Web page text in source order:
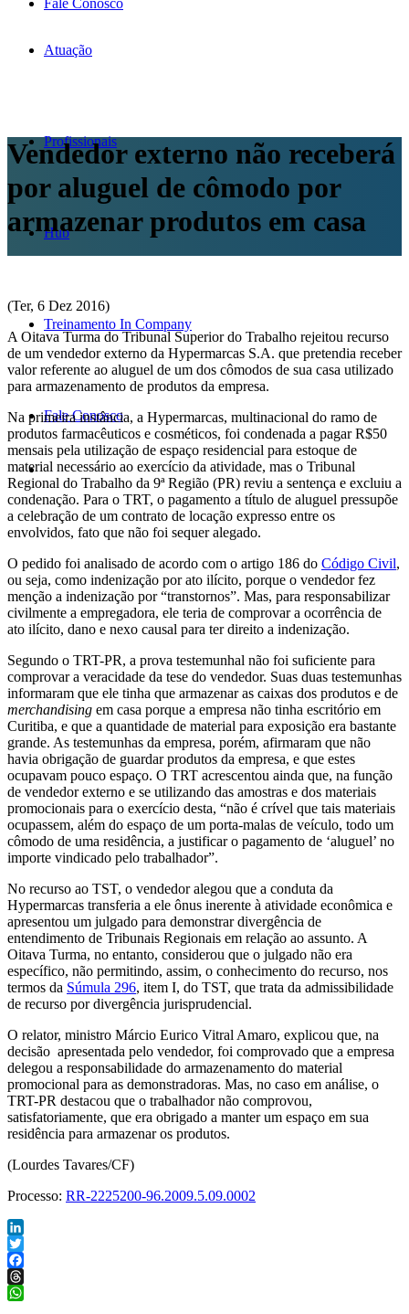
Atuação
Profissionais
Hub
Treinamento In Company
Fale Conosco
Fale Conosco
Vendedor externo não receberá
por aluguel de cômodo por
armazenar produtos em casa
(Ter, 6 Dez 2016)
A Oitava Turma do Tribunal Superior do Trabalho rejeitou recurso
de um vendedor externo da Hypermarcas S.A. que pretendia receber
valor referente ao aluguel de um dos cômodos de sua casa utilizado
para armazenamento de produtos da empresa.
Na primeira instância, a Hypermarcas, multinacional do ramo de
produtos farmacêuticos e cosméticos, foi condenada a pagar R$50
mensais pela utilização de espaço residencial para estoque de
material necessário ao exercício da atividade, mas o Tribunal
Regional do Trabalho da 9ª Região (PR) reviu a sentença e excluiu a
condenação. Para o TRT, o pagamento a título de aluguel pressupõe
a celebração de um contrato de locação expresso entre os
envolvidos, fato que não foi sequer alegado.
O pedido foi analisado de acordo com o artigo 186 do Código Civil,
ou seja, como indenização por ato ilícito, porque o vendedor fez
menção a indenização por “transtornos”. Mas, para responsabilizar
civilmente a empregadora, ele teria de comprovar a ocorrência de
ato ilícito, dano e nexo causal para ter direito a indenização.
Segundo o TRT-PR, a prova testemunhal não foi suficiente para
comprovar a veracidade da tese do vendedor. Suas duas testemunhas
informaram que ele tinha que armazenar as caixas dos produtos e de
merchandising em casa porque a empresa não tinha escritório em
Curitiba, e que a quantidade de material para exposição era bastante
grande. As testemunhas da empresa, porém, afirmaram que não
havia obrigação de guardar produtos da empresa, e que estes
ocupavam pouco espaço. O TRT acrescentou ainda que, na função
de vendedor externo e se utilizando das amostras e dos materiais
promocionais para o exercício desta, “não é crível que tais materiais
ocupassem, além do espaço de um porta-malas de veículo, todo um
cômodo de uma residência, a justificar o pagamento de ‘aluguel’ no
importe vindicado pelo trabalhador”.
No recurso ao TST, o vendedor alegou que a conduta da
Hypermarcas transferia a ele ônus inerente à atividade econômica e
apresentou um julgado para demonstrar divergência de
entendimento de Tribunais Regionais em relação ao assunto. A
Oitava Turma, no entanto, considerou que o julgado não era
específico, não permitindo, assim, o conhecimento do recurso, nos
termos da Súmula 296, item I, do TST, que trata da admissibilidade
de recurso por divergência jurisprudencial.
O relator, ministro Márcio Eurico Vitral Amaro, explicou que, na
decisão apresentada pelo vendedor, foi comprovado que a empresa
delegou a responsabilidade do armazenamento do material
promocional para as demonstradoras. Mas, no caso em análise, o
TRT-PR destacou que o trabalhador não comprovou,
satisfatoriamente, que era obrigado a manter um espaço em sua
residência para armazenar os produtos.
(Lourdes Tavares/CF)
Processo: RR-2225200-96.2009.5.09.0002
LinkedIn
Twitter
Facebook
Threads